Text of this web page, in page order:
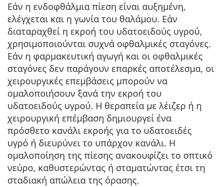
Εάν η ενδοφθάλμια πίεση είναι αυξημένη,
ελέγχεται και η γωνία του θαλάμου. Εάν
διαταραχθεί η εκροή του υδατοειδούς υγρού,
χρησιμοποιούνται συχνά οφθαλμικές σταγόνες.
Εάν η φαρμακευτική αγωγή και οι οφθαλμικές
σταγόνες δεν παράγουν επαρκές αποτέλεσμα, οι
χειρουργικές επεμβάσεις μπορούν να
ομαλοποιήσουν ξανά την εκροή του
υδατοειδούς υγρού. Η θεραπεία με λέιζερ ή η
χειρουργική επέμβαση δημιουργεί ένα
πρόσθετο κανάλι εκροής για το υδατοειδές
υγρό ή διευρύνει το υπάρχον κανάλι. Η
ομαλοποίηση της πίεσης ανακουφίζει το οπτικό
νεύρο, καθυστερώντας ή σταματώντας έτσι τη
σταδιακή απώλεια της όρασης.